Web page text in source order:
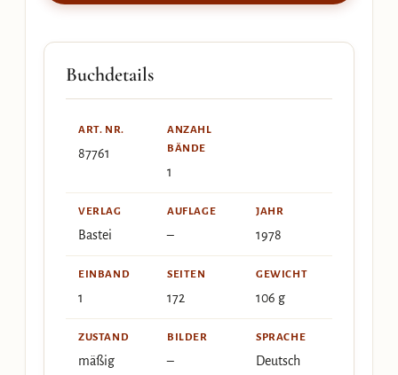
Buchdetails
ART. NR.
87761
ANZAHL
BÄNDE
1
VERLAG
Bastei
AUFLAGE
–
JAHR
1978
EINBAND
1
SEITEN
172
GEWICHT
106 g
ZUSTAND
mäßig
BILDER
–
SPRACHE
Deutsch